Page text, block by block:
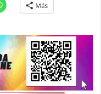
Más